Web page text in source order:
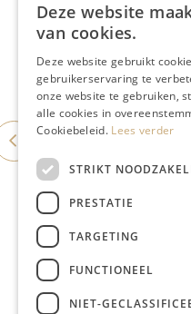
WONEN &
Wonen
Deze website
van cookies.
Deze website gebruikt
gebruikerservaring te
onze website te gebruiken,
alle cookies in
Cookiebeleid. Lees verder
STRIKT
PRESTATIE
TARGETING
FUNCTIONEEL
NIET-